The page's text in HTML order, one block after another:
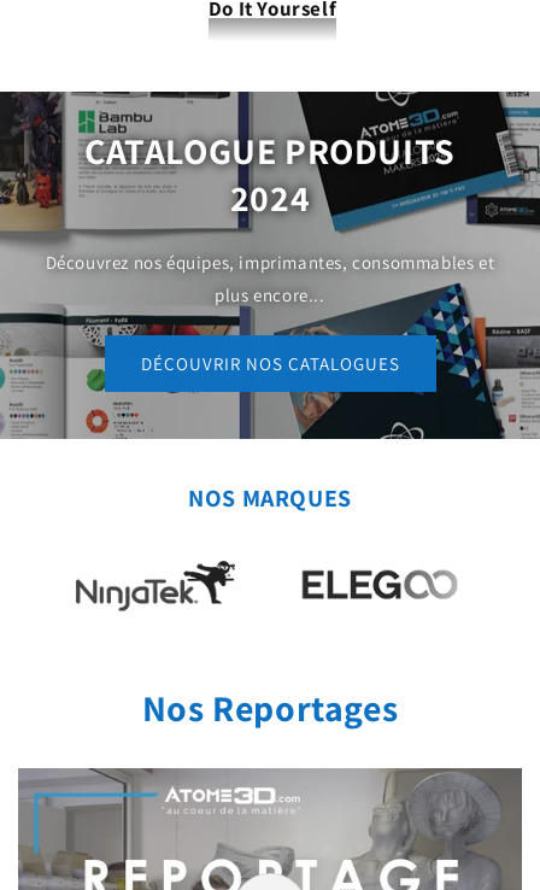
Do It Yourself
CATALOGUE PRODUITS
2024
Découvrez nos équipes, imprimantes, consommables et
plus encore...
DÉCOUVRIR NOS CATALOGUES
NOS MARQUES
Nos Reportages